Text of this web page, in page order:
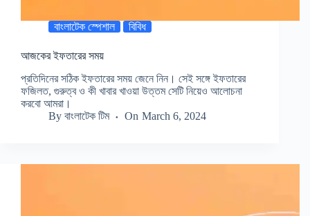
বাংলাটেক স্পেশাল বিবিধ
আজকের ইফতারের সময়
প্রতিদিনের সঠিক ইফতারের সময় জেনে নিন। সেই সঙ্গে ইফতারের
ফজিলত, গুরুত্ব ও কী খাবার খাওয়া উত্তম সেটি নিয়েও আলোচনা
করবো আমরা।
By বাংলাটেক টিম On March 6, 2024